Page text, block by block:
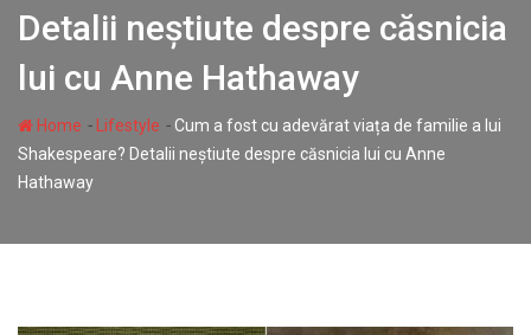
Detalii neștiute despre căsnicia
lui cu Anne Hathaway
Home - Lifestyle -Cum a fost cu adevărat viața de familie a lui
Shakespeare? Detalii neștiute despre căsnicia lui cu Anne
Hathaway